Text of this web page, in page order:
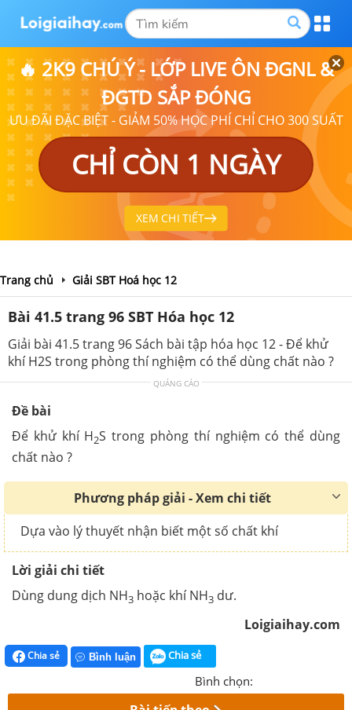
🔥 2K9 CHÚ Ý - LỚP LIVE ÔN ĐGNL &
ĐGTD SẮP ĐÓNG
ƯU ĐÃI ĐẶC BIỆT - GIẢM 50% HỌC PHÍ CHỈ CHO 300 SUẤT
CHỈ CÒN 1 NGÀY
XEM CHI TIẾT
Trang chủ Giải SBT Hoá học 12
Bài 41.5 trang 96 SBT Hóa học 12
Giải bài 41.5 trang 96 Sách bài tập hóa học 12 - Để khử
khí H2S trong phòng thí nghiệm có thể dùng chất nào ?
QUẢNG CÁO
Đề bài
Để khử khí H2S trong phòng thí nghiệm có thể dùng
chất nào ?
Phương pháp giải - Xem chi tiết
Dựa vào lý thuyết nhận biết một số chất khí
Lời giải chi tiết
Dùng dung dịch NH3 hoặc khí NH3 dư.
Loigiaihay.com
Chia sẻ Bình luận Chia sẻ
Bình chọn: